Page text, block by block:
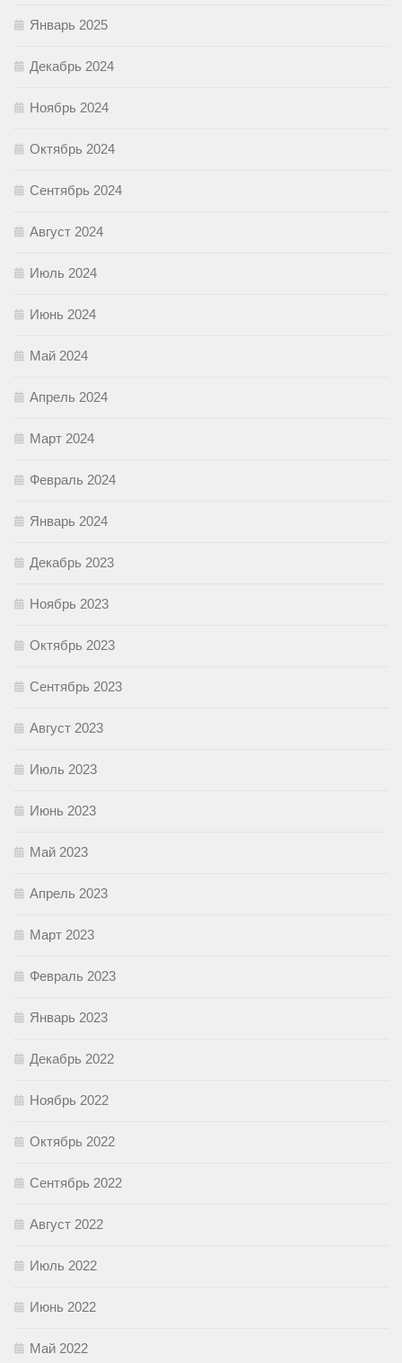
Январь 2025
Декабрь 2024
Ноябрь 2024
Октябрь 2024
Сентябрь 2024
Август 2024
Июль 2024
Июнь 2024
Май 2024
Апрель 2024
Март 2024
Февраль 2024
Январь 2024
Декабрь 2023
Ноябрь 2023
Октябрь 2023
Сентябрь 2023
Август 2023
Июль 2023
Июнь 2023
Май 2023
Апрель 2023
Март 2023
Февраль 2023
Январь 2023
Декабрь 2022
Ноябрь 2022
Октябрь 2022
Сентябрь 2022
Август 2022
Июль 2022
Июнь 2022
Май 2022